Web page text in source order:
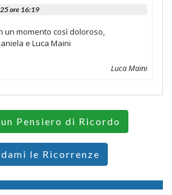
ore 16:19
un momento così doloroso,
e Luca Maini
Luca Maini
Pensiero di Ricordo
le Ricorrenze